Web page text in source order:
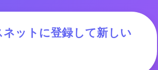
ネットに登録して新しい